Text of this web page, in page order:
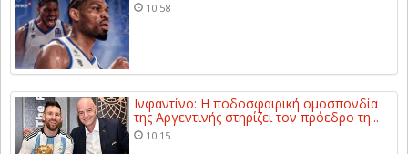
10:58
Ινφαντίνο: Η ποδοσφαιρική ομοσπονδία
της Αργεντινής στηρίζει τον πρόεδρο τη...
10:15